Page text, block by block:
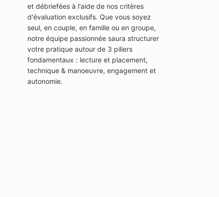
et débriefées à l'aide de nos critères
d'évaluation exclusifs. Que vous soyez
seul, en couple, en famille ou en groupe,
notre équipe passionnée saura structurer
votre pratique autour de 3 piliers
fondamentaux : lecture et placement,
technique & manoeuvre, engagement et
autonomie.